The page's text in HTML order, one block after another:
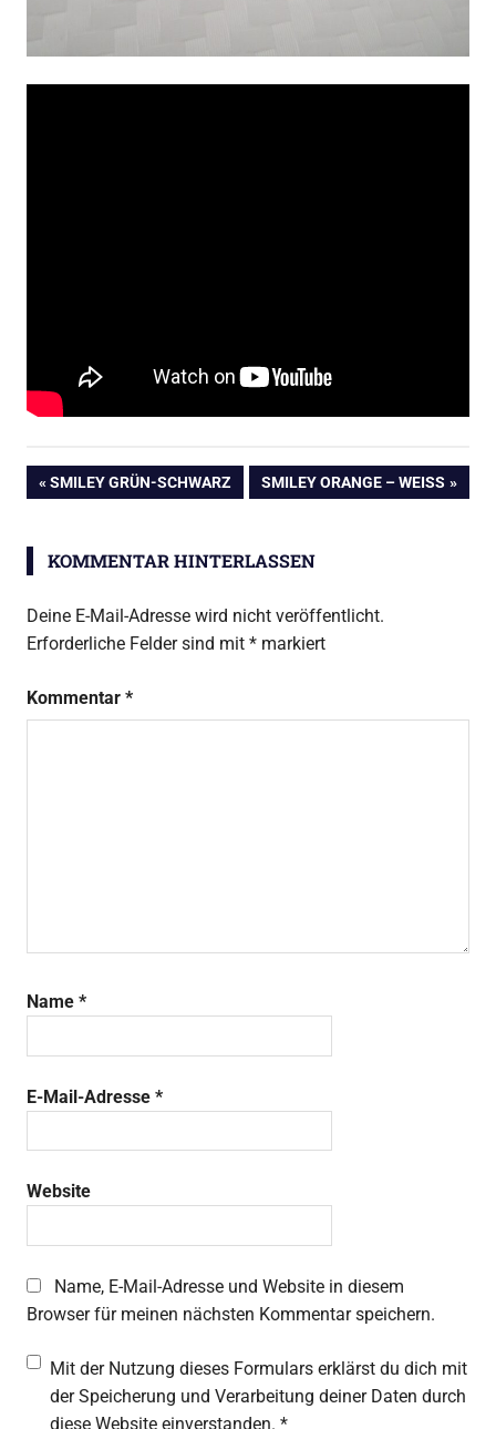
Beitragsnavigation
VORHERIGER
SMILEY GRÜN-SCHWARZ
NÄCHSTER
SMILEY ORANGE – WEISS
KOMMENTAR HINTERLASSEN
Deine E-Mail-Adresse wird nicht veröffentlicht.
Erforderliche Felder sind mit * markiert
Kommentar *
Name *
E-Mail-Adresse *
Website
Name, E-Mail-Adresse und Website in diesem
Browser für meinen nächsten Kommentar speichern.
Mit der Nutzung dieses Formulars erklärst du dich mit
der Speicherung und Verarbeitung deiner Daten durch
diese Website einverstanden. *